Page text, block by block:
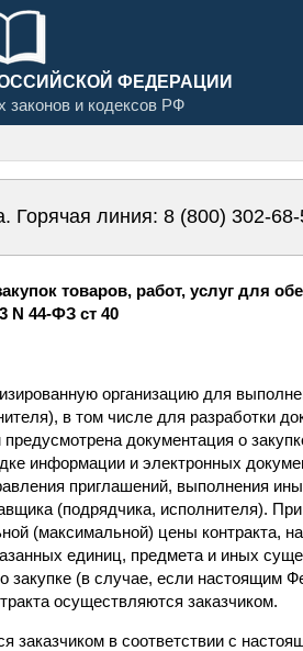
ФЕДЕРАЦИИ
и кодексов РФ
Горячая линия: 8 (800) 302-
товаров, работ, услуг для
N 44-ФЗ ст 40
организацию для
в том числе для разработки
документация о
информации и электронных
приглашений, выполнения
(подрядчика, исполнителя).
(максимальной) цены контракта,
единиц, предмета и иных
закупке (в случае, если настоящим
осуществляются заказчиком.
заказчиком в соответствии с